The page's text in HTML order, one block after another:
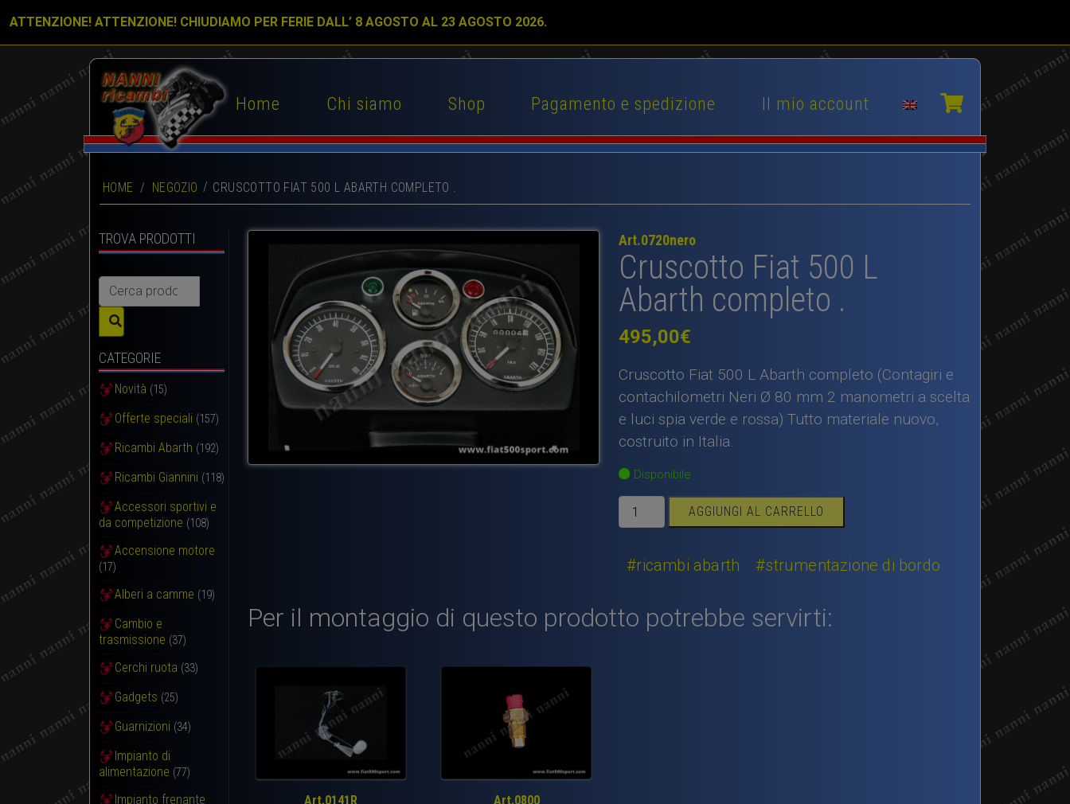
ATTENZIONE! ATTENZIONE! CHIUDIAMO PER FERIE DALL’ 8 AGOSTO AL 23 AGOSTO 2026.
Home Chi siamo Shop Pagamento e spedizione Il mio account
HOME / NEGOZIO CRUSCOTTO FIAT 500 L ABARTH COMPLETO .
TROVA PRODOTTI
Cerca:
CATEGORIE
Novità (15)
Offerte speciali (157)
Ricambi Abarth (192)
Ricambi Giannini (118)
Accessori sportivi e
da competizione (108)
Accensione motore
(17)
Alberi a camme (19)
Cambio e
trasmissione (37)
Cerchi ruota (33)
Gadgets (25)
Guarnizioni (34)
Impianto di
alimentazione (77)
Impianto frenante
Art.0720nero
Cruscotto Fiat 500 L
Abarth completo .
495,00€
Cruscotto Fiat 500 L Abarth completo (Contagiri e
contachilometri Neri Ø 80 mm 2 manometri a scelta
e luci spia verde e rossa) Tutto materiale nuovo,
costruito in Italia.
Disponibile
Cruscotto
Fiat
.
AGGIUNGI AL CARRELLO
#ricambi abarth #strumentazione di bordo
Per il montaggio di questo prodotto potrebbe servirti:
Art.0141R
Art.0800